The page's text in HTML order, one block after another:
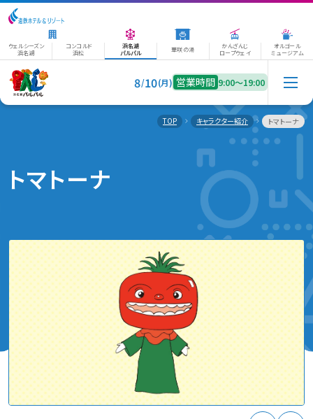
ウェルシーズン
浜名湖
コンコルド
浜松
浜名湖
パルパル
華咲の湯
かんざんじ
ロープウェイ
オルゴール
ミュージアム
8/10(月) 営業時間 9:00〜19:00
TOP キャラクター紹介 トマトーナ
トマトーナ